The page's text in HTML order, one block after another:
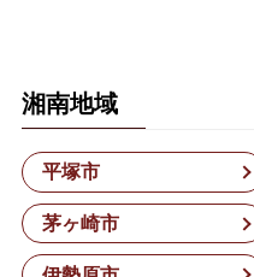
湘南地域
平塚市
茅ヶ崎市